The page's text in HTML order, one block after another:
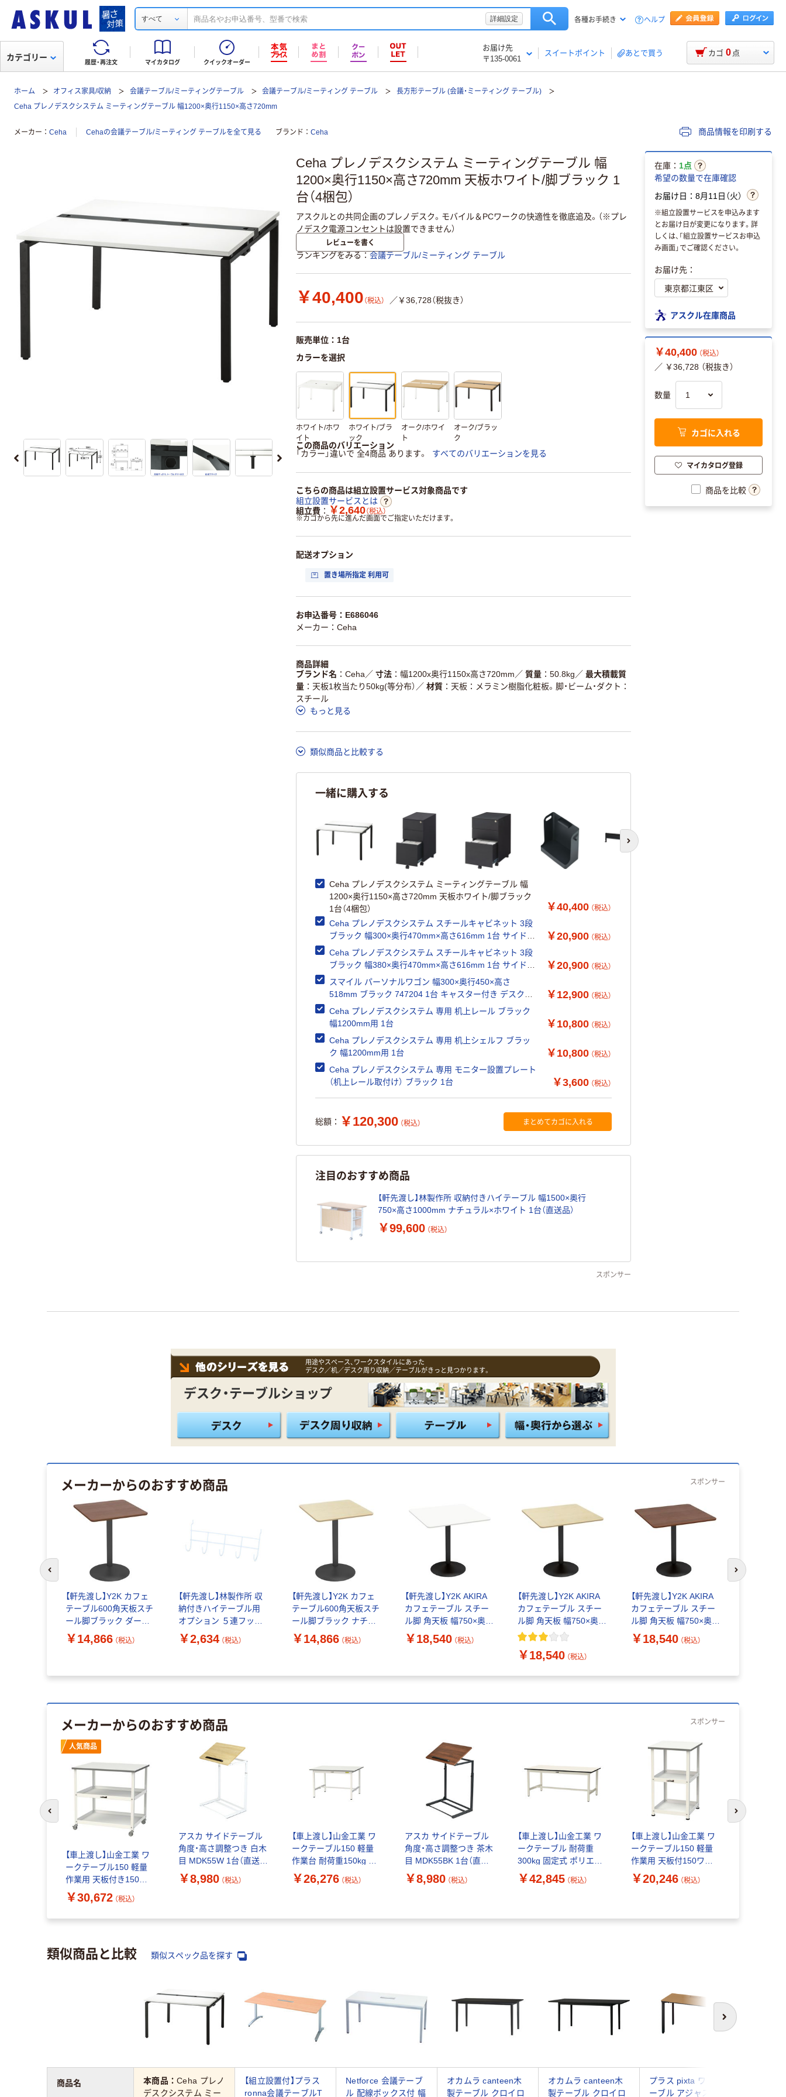
すべて 詳細設定 各種お手続き ヘルプ
履歴・再注文 マイカタログ クイックオーダー
お届け先
〒135-0061
スイートポイント あとで買う
カテゴリー カゴ 0 点
ホーム オフィス家具/収納 会議テーブル/ミーティングテーブル 会議テーブル/ミーティング テーブル
長方形テーブル (会議・ミーティング テーブル)
Ceha プレノデスクシステム ミーティングテーブル 幅1200×奥行1150×高さ720mm
メーカー Ceha Cehaの会議テーブル/ミーティング テーブルを全て見る ブランド Ceha 商品情報を印刷する
Ceha プレノデスクシステム ミーティングテーブル 幅
1200×奥行1150×高さ720mm 天板ホワイト/脚ブラック 1
台（4梱包）
アスクルとの共同企画のプレノデスク。モバイル＆PCワークの快適性を徹底追及。（※プレ
ノデスク電源コンセントは設置できません）
レビューを書く
ランキングをみる 会議テーブル/ミーティング テーブル
￥40,400 （税込） ／￥36,728（税抜き）
販売単位：1台
カラーを選択
ホワイト/ホワ
イト
ホワイト/ブラ
ック
オーク/ホワイ
ト
オーク/ブラッ
ク
この商品のバリエーション
「カラー」違いで 全4商品 あります。
すべてのバリエーションを見る
こちらの商品は組立設置サービス対象商品です
組立設置サービスとは
組立費
￥2,640（税込）
※カゴから先に進んだ画面でご指定いただけます。
配送オプション
置き場所指定 利用可
お申込番号：E686046
メーカー：Ceha
商品詳細
ブランド名
Ceha／ 寸法 幅1200x奥行1150x高さ720mm／ 質量 50.8kg／ 最大積載質
量
天板1枚当たり50kg(等分布） ／ 材質
天板：メラミン樹脂化粧板。脚・ビーム・ダクト：
スチール
もっと見る
類似商品と比較する
一緒に購入する
次のスライドへ
Ceha プレノデスクシステム ミーティングテーブル 幅
1200×奥行1150×高さ720mm 天板ホワイト/脚ブラック
1台（4梱包）
￥40,400 （税込）
Ceha プレノデスクシステム スチールキャビネット 3段
ブラック 幅300×奥行470mm×高さ616mm 1台 サイドワ
ゴン キャスター・鍵付き
￥20,900 （税込）
Ceha プレノデスクシステム スチールキャビネット 3段
ブラック 幅380×奥行470mm×高さ616mm 1台 サイドワ
ゴン キャスター・鍵付き
￥20,900 （税込）
スマイル パーソナルワゴン 幅300×奥行450×高さ
518mm ブラック 747204 1台 キャスター付き デスク下
ラック 鞄収納 机下台
￥12,900 （税込）
Ceha プレノデスクシステム 専用 机上レール ブラック
幅1200mm用 1台
￥10,800 （税込）
Ceha プレノデスクシステム 専用 机上シェルフ ブラッ
ク 幅1200mm用 1台
￥10,800 （税込）
Ceha プレノデスクシステム 専用 モニター設置プレート
（机上レール取付け） ブラック 1台
￥3,600 （税込）
総額： ￥120,300 （税込） まとめてカゴに入れる
注目のおすすめ商品
【軒先渡し】林製作所 収納付きハイテーブル 幅1500×奥行
750×高さ1000mm ナチュラル×ホワイト 1台（直送品）
￥99,600 （税込）
スポンサー
在庫： 1点
希望の数量で在庫確認
お届け日：8月11日（火）
※組立設置サービスを申込みます
とお届け日が変更になります。詳
しくは、「組立設置サービスお申込
み画面」でご確認ください。
お届け先：
アスクル在庫商品
￥40,400 （税込）
／ ￥36,728 （税抜き）
数量
カゴに入れる
マイカタログ登録
商品を比較
用途やスペース、ワークスタイルにあった
デスク／机／デスク周り収納／テーブルがきっと見つかります。
デスク・テーブルショップ
メーカーからのおすすめ商品 スポンサー
【軒先渡し】Y2K カフェ
テーブル600角天板スチ
ール脚ブラック ダーク
ブラウン
600×600×720mm
￥14,866 （税込）
【軒先渡し】林製作所 収
納付きハイテーブル用
オプション ５連フック
幅228×奥行96×高さ
53mm ホワイト 1個（直
￥2,634 （税込）
【軒先渡し】Y2K カフェ
テーブル600角天板スチ
ール脚ブラック ナチュ
ラル 600×600×720mm
CTRR-60S-NA 1台（直
￥14,866 （税込）
【軒先渡し】Y2K AKIRA
カフェテーブル スチー
ル脚 角天板 幅750×奥行
750×高さ×720mm ホワ
イト 1台（直送品）
￥18,540 （税込）
【軒先渡し】Y2K AKIRA
カフェテーブル スチー
ル脚 角天板 幅750×奥行
750×高さ×720mm ナチ
￥18,540 （税込）
【軒先渡し】Y2K AKIRA
カフェテーブル スチー
ル脚 角天板 幅750×奥行
750×高さ×720mm ブラ
ウン 1台（直送品）
￥18,540 （税込）
前のスライドへ 次のスライド
メーカーからのおすすめ商品 スポンサー
人気商品
【車上渡し】山金工業 ワ
ークテーブル150 軽量
作業用 天板付き150ワ
ゴン シルキーホワイト
HTC-7560W 1台（直送
￥30,672 （税込）
アスカ サイドテーブル
角度・高さ調整つき 白木
目 MDK55W 1台（直送
品）
￥8,980 （税込）
【車上渡し】山金工業 ワ
ークテーブル150 軽量
作業台 耐荷重150kg 固
定式 SUP-1290-WW 1
台（直送品）
￥26,276 （税込）
アスカ サイドテーブル
角度・高さ調整つき 茶木
目 MDK55BK 1台（直送
品）
￥8,980 （税込）
【車上渡し】山金工業 ワ
ークテーブル 耐荷重
300kg 固定式 ポリエス
テル天板 幅1800×奥行
900×高さ740mm アイ
￥42,845 （税込）
【車上渡し】山金工業 ワ
ークテーブル150 軽量
作業用 天板付150ワゴ
ン 固定式 低圧天板 シル
キーホワイト HT-
￥20,246 （税込）
前のスライドへ 次のスライド
類似商品と比較 類似スペック品を探す
次へ
本商品：Ceha プレノ
デスクシステム ミー
【組立設置付】プラス
ronna会議テーブルT
Netforce 会議テーブ
ル 配線ボックス付 幅
オカムラ canteen木
製テーブル クロイロ
オカムラ canteen木
製テーブル クロイロ
プラス pixta ワークテ
ーブル アジャスター
商品名